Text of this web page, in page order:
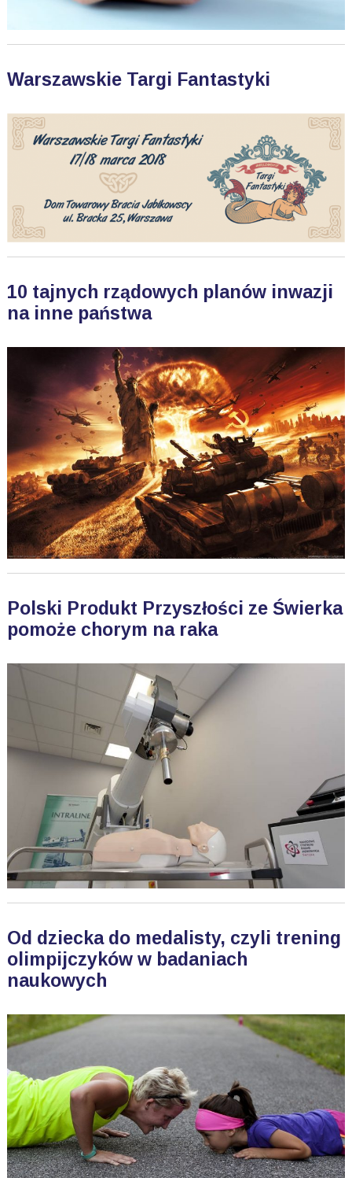
Warszawskie Targi Fantastyki
10 tajnych rządowych planów inwazji
na inne państwa
Polski Produkt Przyszłości ze Świerka
pomoże chorym na raka
Od dziecka do medalisty, czyli trening
olimpijczyków w badaniach
naukowych